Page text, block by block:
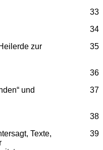
33
34
35
zur
36
37
und
38
39
Texte,